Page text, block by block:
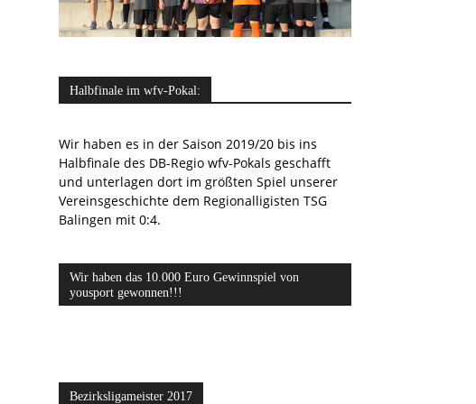
Halbfinale im wfv-Pokal:
Wir haben es in der Saison 2019/20 bis ins
Halbfinale des DB-Regio wfv-Pokals geschafft
und unterlagen dort im größten Spiel unserer
Vereinsgeschichte dem Regionalligisten TSG
Balingen mit 0:4.
Wir haben das 10.000 Euro Gewinnspiel von
yousport gewonnen!!!
Bezirksligameister 2017